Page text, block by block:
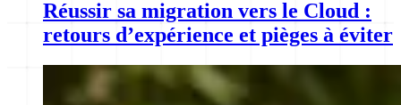
Réussir sa migration vers le Cloud :
retours d’expérience et pièges à éviter